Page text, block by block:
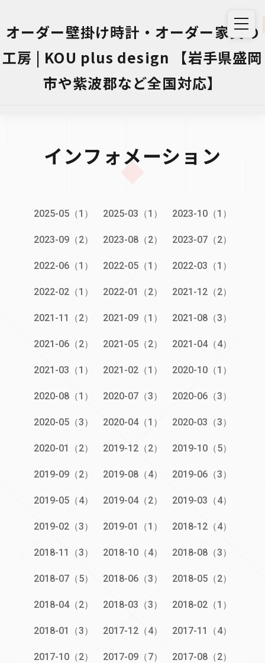
オーダー壁掛け時計・オーダー家具の
工房 | KOU plus design 【岩手県盛岡
市や紫波郡など全国対応】
インフォメーション
2025-05（1） 2025-03（1） 2023-10（1）
2023-09（2） 2023-08（2） 2023-07（2）
2022-06（1） 2022-05（1） 2022-03（1）
2022-02（1） 2022-01（2） 2021-12（2）
2021-11（2） 2021-09（1） 2021-08（3）
2021-06（2） 2021-05（2） 2021-04（4）
2021-03（1） 2021-02（1） 2020-10（1）
2020-08（1） 2020-07（3） 2020-06（3）
2020-05（3） 2020-04（1） 2020-03（3）
2020-01（2） 2019-12（2） 2019-10（5）
2019-09（2） 2019-08（4） 2019-06（3）
2019-05（4） 2019-04（2） 2019-03（4）
2019-02（3） 2019-01（1） 2018-12（4）
2018-11（3） 2018-10（4） 2018-08（3）
2018-07（5） 2018-06（3） 2018-05（2）
2018-04（2） 2018-03（3） 2018-02（1）
2018-01（3） 2017-12（4） 2017-11（4）
2017-10（2） 2017-09（7） 2017-08（2）